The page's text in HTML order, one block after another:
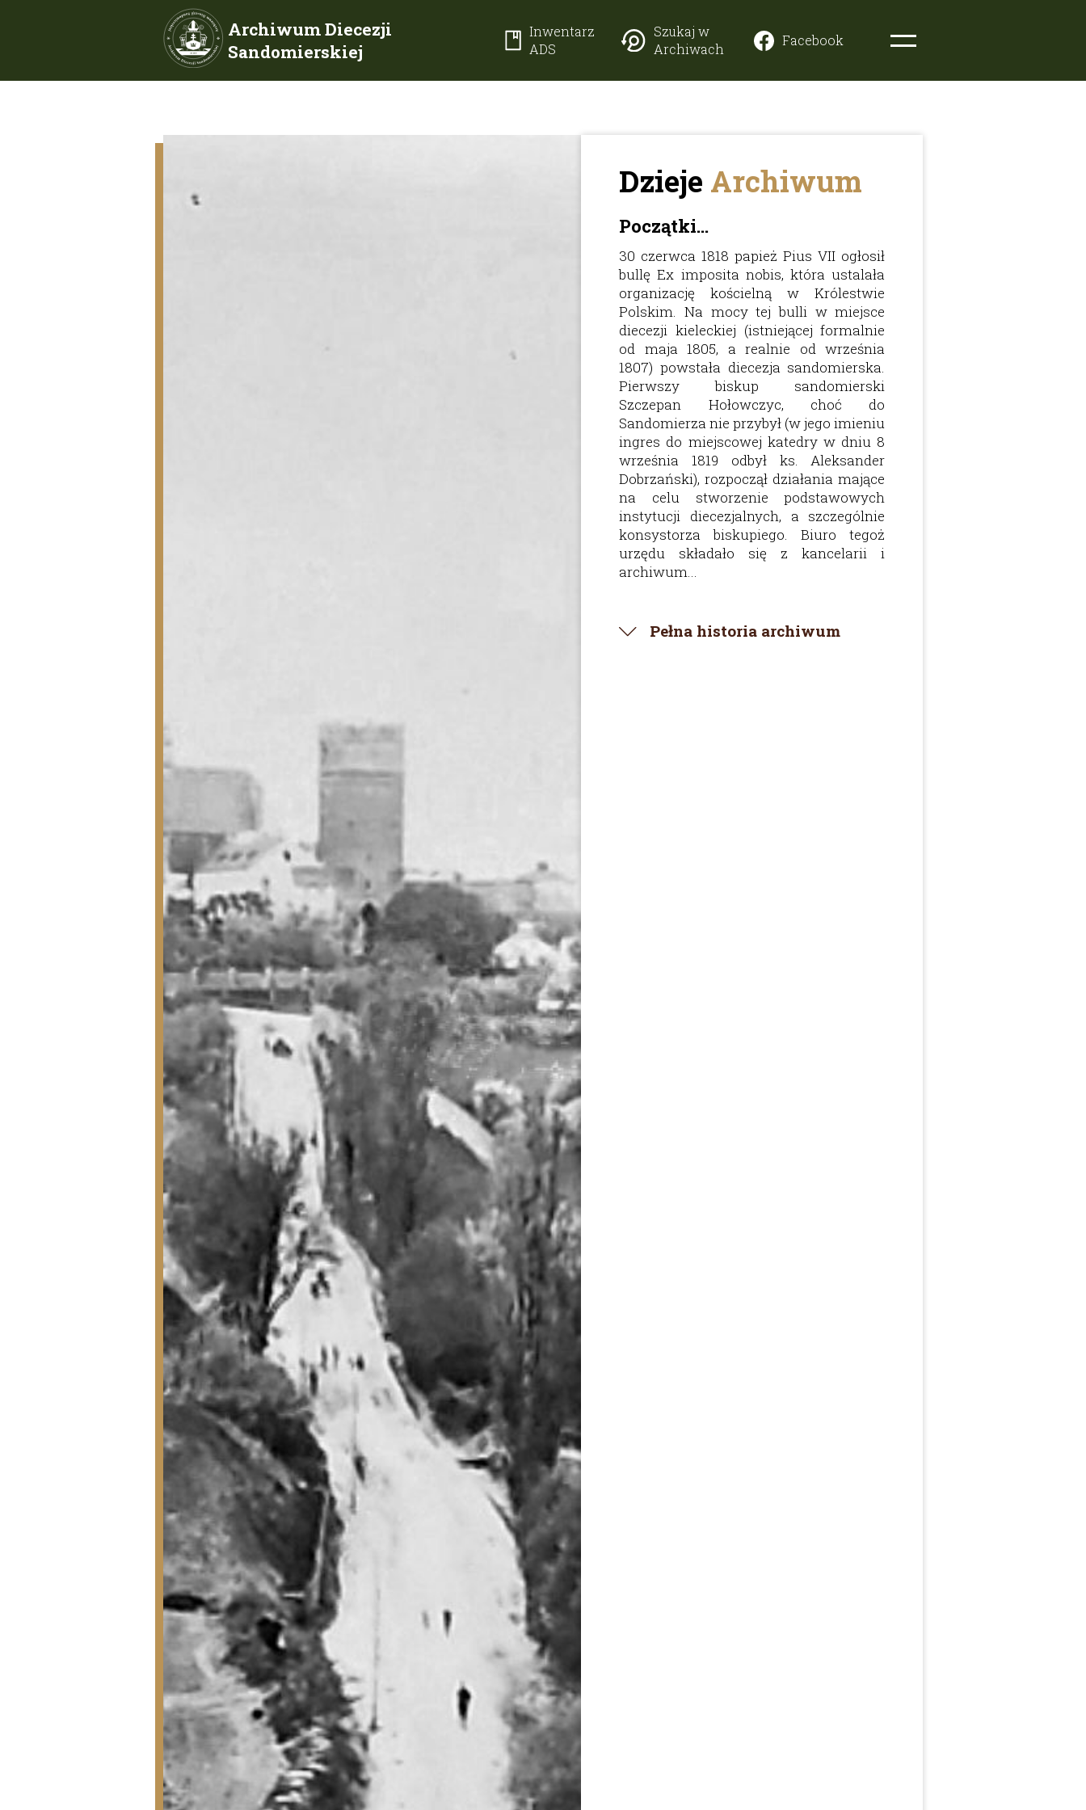
Archiwum Diecezji
Sandomierskiej
Inwentarz
ADS
Szukaj w
Archiwach
Facebook
Dzieje Archiwum
Początki...
30 czerwca 1818 papież Pius VII ogłosił
bullę Ex imposita nobis, która ustalała
organizację kościelną w Królestwie
Polskim. Na mocy tej bulli w miejsce
diecezji kieleckiej (istniejącej formalnie
od maja 1805, a realnie od września
1807) powstała diecezja sandomierska.
Pierwszy biskup sandomierski
Szczepan Hołowczyc, choć do
Sandomierza nie przybył (w jego imieniu
ingres do miejscowej katedry w dniu 8
września 1819 odbył ks. Aleksander
Dobrzański), rozpoczął działania mające
na celu stworzenie podstawowych
instytucji diecezjalnych, a szczególnie
konsystorza biskupiego. Biuro tegoż
urzędu składało się z kancelarii i
archiwum...
Pełna historia archiwum